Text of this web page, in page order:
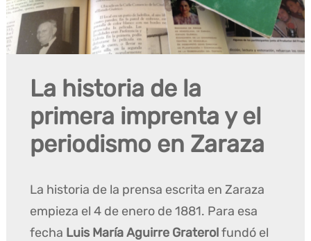
La historia de la
primera imprenta y el
periodismo en Zaraza
La historia de la prensa escrita en Zaraza
empieza el 4 de enero de 1881. Para esa
fecha Luis María Aguirre Graterolfundó el